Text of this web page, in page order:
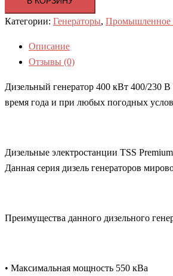
Категории: Генераторы, Промышленное
Описание
Отзывы (0)
Дизельный генератор 400 кВт 400/230
время года и при любых погодных
Дизельные электростанции TSS
Данная серия дизель генераторов
Преимущества данного дизельного
• Максимальная мощность 550 кВа